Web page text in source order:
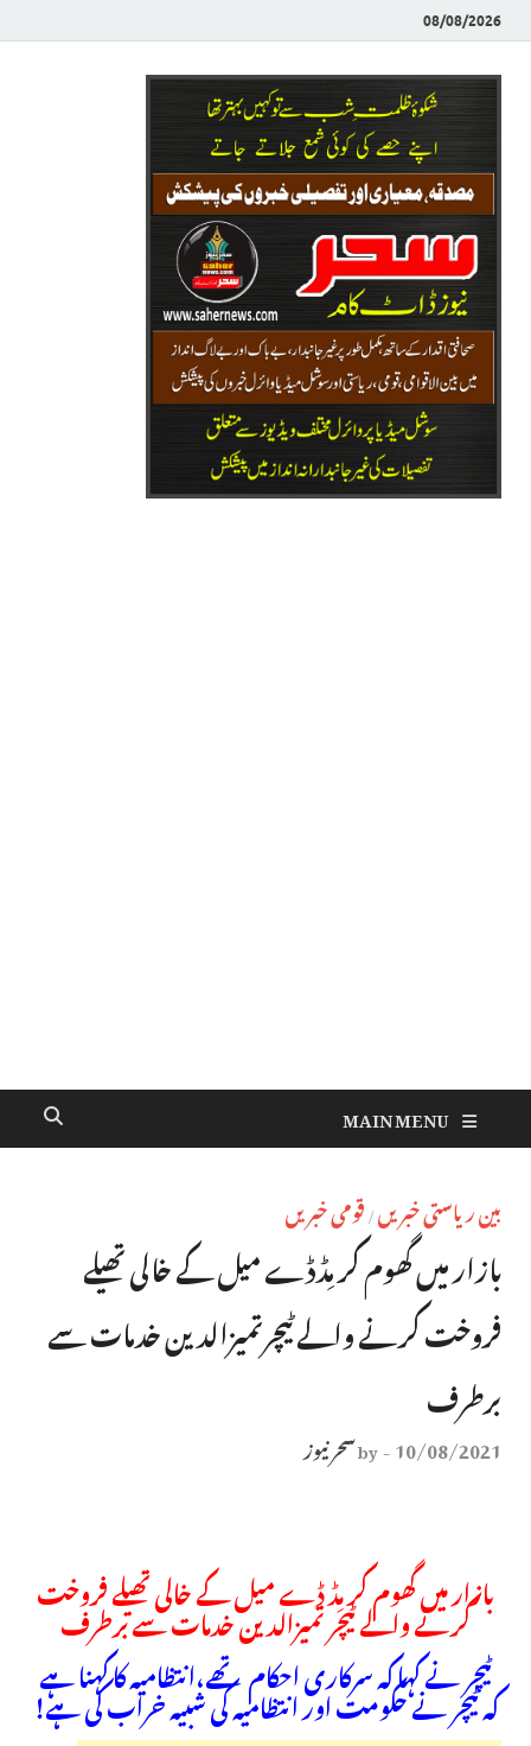
08/08/2026
MAIN MENU
بین ریاستی خبریں / قومی خبریں
بازار میں گھوم کر مِڈڈے میل کے خالی تھیلے
فروخت کرنے والے ٹیچرتمیزالدین خدمات سے
برطرف
10/08/2021
-
byسحر نیوز
بازار میں گھوم کر مِڈ ڈے میل کے خالی تھیلے فروخت
کرنے والے ٹیچر تمیزالدین خدمات سے برطرف
ٹیچر نے کہا کہ سرکاری احکام تھے،انتظامیہ کا کہنا ہے
کہ ٹیچر نے حکومت اور انتظامیہ کی شبیہ خراب کی ہے!